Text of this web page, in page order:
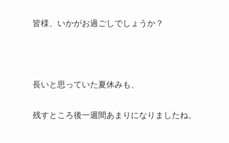
皆様、いかがお過ごしでしょうか？
長いと思っていた夏休みも、
残すところ後一週間あまりになりましたね。